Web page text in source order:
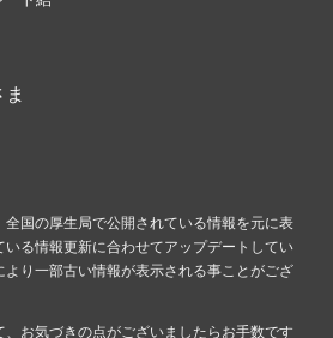
全国の厚生局で公開されている情報を元に表
いる情報更新に合わせてアップデートしてい
より一部古い情報が表示される事ことがござ
、お気づきの点がございましたらお手数です